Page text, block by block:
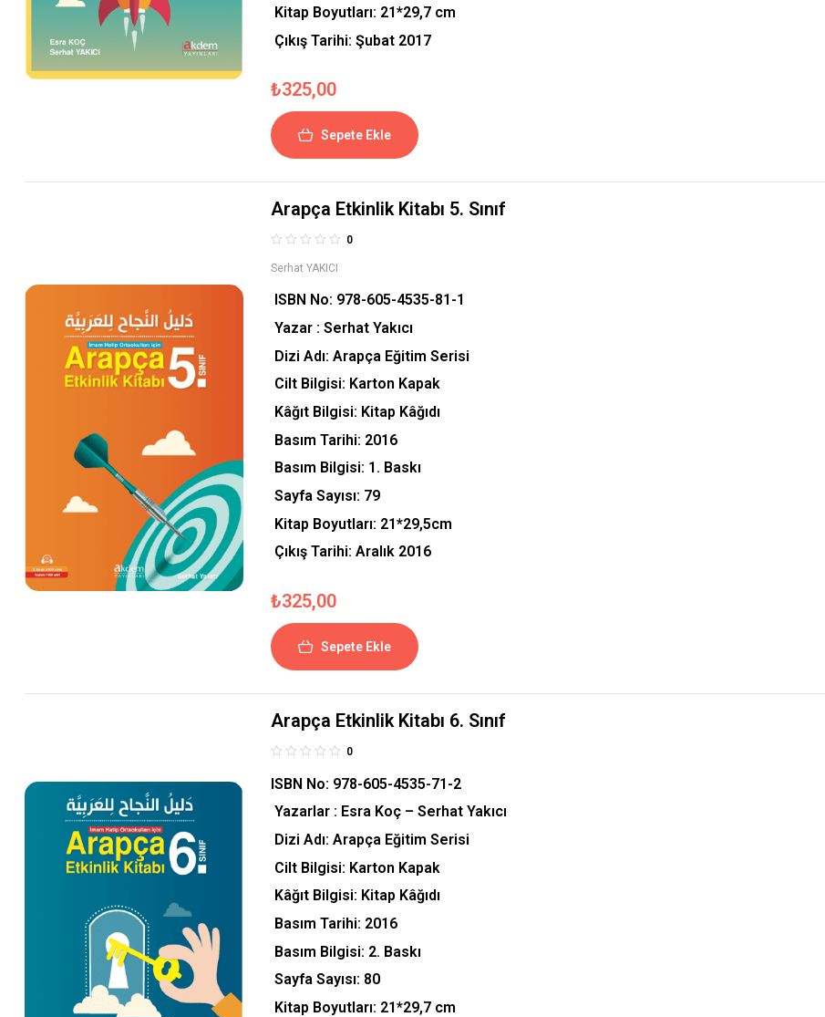
Kitap Boyutları: 21*29,7 cm
Çıkış Tarihi: Şubat 2017
₺325,00
Sepete Ekle
Arapça Etkinlik Kitabı 5. Sınıf
0
Serhat YAKICI
ISBN No: 978-605-4535-81-1
Yazar : Serhat Yakıcı
Dizi Adı: Arapça Eğitim Serisi
Cilt Bilgisi: Karton Kapak
Kâğıt Bilgisi: Kitap Kâğıdı
Basım Tarihi: 2016
Basım Bilgisi: 1. Baskı
Sayfa Sayısı: 79
Kitap Boyutları: 21*29,5cm
Çıkış Tarihi: Aralık 2016
₺325,00
Sepete Ekle
Arapça Etkinlik Kitabı 6. Sınıf
0
ISBN No: 978-605-4535-71-2
Yazarlar : Esra Koç – Serhat Yakıcı
Dizi Adı: Arapça Eğitim Serisi
Cilt Bilgisi: Karton Kapak
Kâğıt Bilgisi: Kitap Kâğıdı
Basım Tarihi: 2016
Basım Bilgisi: 2. Baskı
Sayfa Sayısı: 80
Kitap Boyutları: 21*29,7 cm